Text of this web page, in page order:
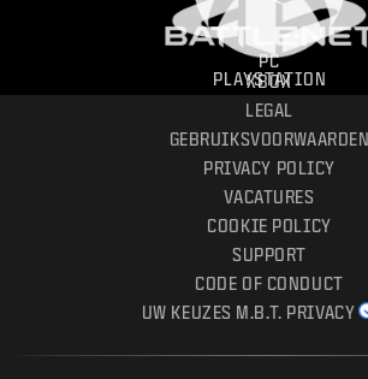
PLAYSTATION
XBOX
PC
LEGAL
GEBRUIKSVOORWAARDEN
PRIVACY POLICY
VACATURES
COOKIE POLICY
SUPPORT
CODE OF CONDUCT
UW KEUZES M.B.T. PRIVACY